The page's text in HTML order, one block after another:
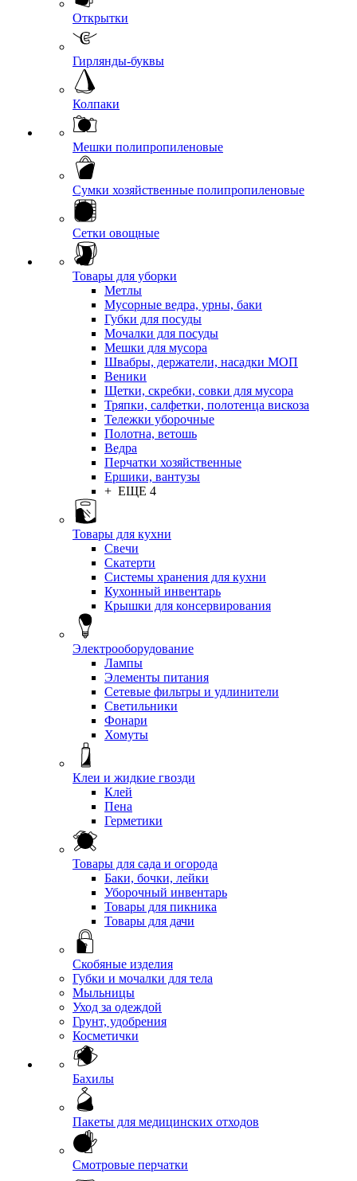
Открытки
Гирлянды-буквы
Колпаки
Мешки полипропиленовые
Сумки хозяйственные полипропиленовые
Сетки овощные
Товары для уборки
Метлы
Мусорные ведра, урны, баки
Губки для посуды
Мочалки для посуды
Мешки для мусора
Швабры, держатели, насадки МОП
Веники
Щетки, скребки, совки для мусора
Тряпки, салфетки, полотенца вискоза
Тележки уборочные
Полотна, ветошь
Ведра
Перчатки хозяйственные
Ершики, вантузы
+ ЕЩЕ 4
Товары для кухни
Свечи
Скатерти
Системы хранения для кухни
Кухонный инвентарь
Крышки для консервирования
Электрооборудование
Лампы
Элементы питания
Сетевые фильтры и удлинители
Светильники
Фонари
Хомуты
Клеи и жидкие гвозди
Клей
Пена
Герметики
Товары для сада и огорода
Баки, бочки, лейки
Уборочный инвентарь
Товары для пикника
Товары для дачи
Скобяные изделия
Губки и мочалки для тела
Мыльницы
Уход за одеждой
Грунт, удобрения
Косметички
Бахилы
Пакеты для медицинских отходов
Смотровые перчатки